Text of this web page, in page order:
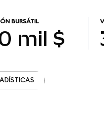
BURSÁTIL
mil $